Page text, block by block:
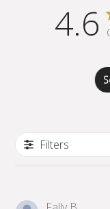
4.6
Filters